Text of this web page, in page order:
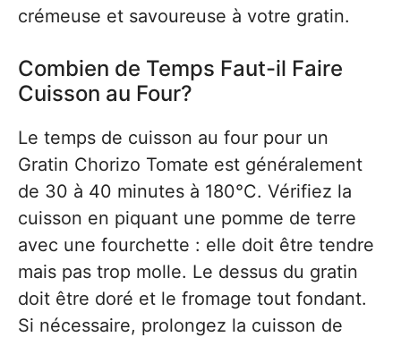
crémeuse et savoureuse à votre gratin.
Combien de Temps Faut-il Faire
Cuisson au Four?
Le temps de cuisson au four pour un
Gratin Chorizo Tomate est généralement
de 30 à 40 minutes à 180°C. Vérifiez la
cuisson en piquant une pomme de terre
avec une fourchette : elle doit être tendre
mais pas trop molle. Le dessus du gratin
doit être doré et le fromage tout fondant.
Si nécessaire, prolongez la cuisson de